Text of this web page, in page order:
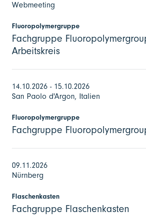
Webmeeting
Fluoropolymergruppe
Fachgruppe
Arbeitskreis
14.10.2026 - 15.10.2026
San Paolo d'Argon, Italien
Fluoropolymergruppe
Fachgruppe
09.11.2026
Nürnberg
Flaschenkasten
Fachgruppe Flaschenkasten